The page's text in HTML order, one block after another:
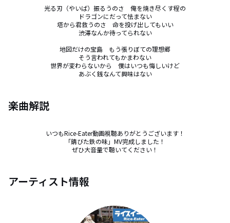
光る刃（やいば）振るうのさ　俺を焼き尽くす程の
ドラゴンにだって怯まない
塔から君救うのさ　命を投げ出してもいい
渋滞なんか待ってられない
地図だけの宝島　もう張りぼての理想郷
そう言われてもかまわない
世界が変わらないから　僕はいつも悔しいけど
あぶく銭なんて興味はない
楽曲解説
いつもRice-Eater動画視聴ありがとうございます！
「錆びた鉄の味」MV完成しました！
ぜひ大音量で聴いてください！
アーティスト情報